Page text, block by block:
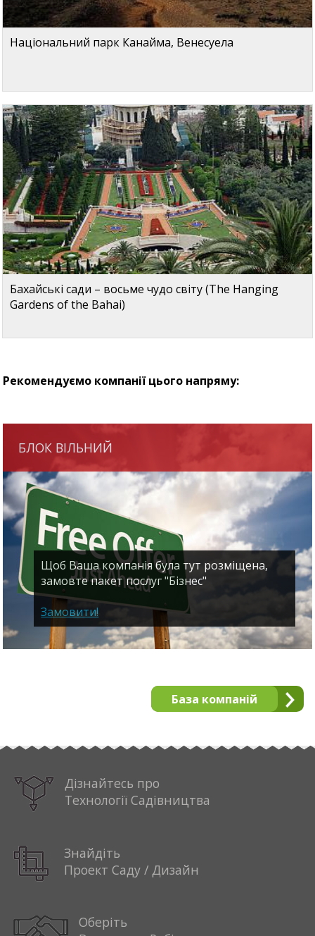
Національний парк Канайма, Венесуела
Бахайські сади – восьме чудо світу (The Hanging
Gardens of the Bahai)
Рекомендуємо компанії цього напряму:
БЛОК ВІЛЬНИЙ
Щоб Ваша компанія була тут розміщена,
замовте пакет послуг "Бізнес"
Замовити!
База компаній
Дізнайтесь про
Технології Садівництва
Знайдіть
Проект Саду / Дизайн
Оберіть